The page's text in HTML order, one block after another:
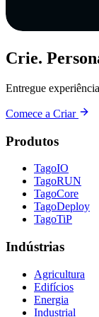
Crie.
Entregue
Comece a Criar
Produtos
TagoIO
TagoRUN
TagoCore
TagoDeploy
TagoTiP
Indústrias
Agricultura
Edifícios
Energia
Industrial